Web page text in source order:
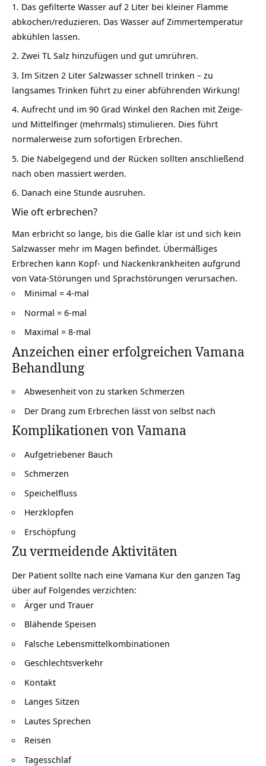
Das gefilterte Wasser auf 2 Liter bei kleiner Flamme
abkochen/reduzieren. Das Wasser auf Zimmertemperatur
abkühlen lassen.
Zwei TL Salz hinzufügen und gut umrühren.
Im Sitzen 2 Liter Salzwasser schnell trinken – zu
langsames Trinken führt zu einer abführenden Wirkung!
Aufrecht und im 90 Grad Winkel den Rachen mit Zeige-
und Mittelfinger (mehrmals) stimulieren. Dies führt
normalerweise zum sofortigen Erbrechen.
Die Nabelgegend und der Rücken sollten anschließend
nach oben massiert werden.
Danach eine Stunde ausruhen.
Wie oft erbrechen?
Man erbricht so lange, bis die Galle klar ist und sich kein
Salzwasser mehr im Magen befindet. Übermäßiges
Erbrechen kann Kopf- und Nackenkrankheiten aufgrund
von Vata-Störungen und Sprachstörungen verursachen.
Minimal = 4-mal
Normal = 6-mal
Maximal = 8-mal
Anzeichen einer erfolgreichen Vamana
Behandlung
Abwesenheit von zu starken Schmerzen
Der Drang zum Erbrechen lässt von selbst nach
Komplikationen von Vamana
Aufgetriebener Bauch
Schmerzen
Speichelfluss
Herzklopfen
Erschöpfung
Zu vermeidende Aktivitäten
Der Patient sollte nach eine Vamana Kur den ganzen Tag
über auf Folgendes verzichten:
Ärger und Trauer
Blähende Speisen
Falsche Lebensmittelkombinationen
Geschlechtsverkehr
Kontakt
Langes Sitzen
Lautes Sprechen
Reisen
Tagesschlaf